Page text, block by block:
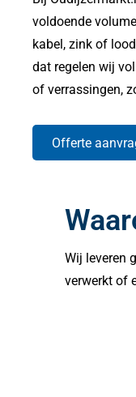
voldoende
kabel, zink of
dat regelen wij
of verrassingen,
Offerte
Wij leveren
verwerkt of